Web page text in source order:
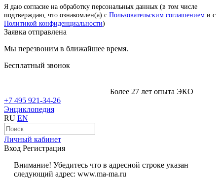
Я даю согласие на обработку персональных данных (в том числе
подтверждаю, что ознакомлен(а) с Пользовательским соглашением и с
Политикой конфиденциальности)
Заявка отправлена
Мы перезвоним в ближайшее время.
Бесплатный звонок
Более 27 лет опыта ЭКО
+7 495 921-34-26
Энциклопедия
RU EN
Личный кабинет
Вход Регистрация
Внимание! Убедитесь что в адресной строке указан
следующий адрес: www.ma-ma.ru